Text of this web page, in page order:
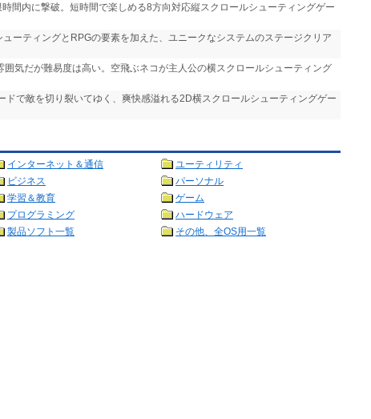
間内に撃破。短時間で楽しめる8方向対応縦スクロールシューティングゲー
ーティングとRPGの要素を加えた、ユニークなシステムのステージクリア
囲気だが難易度は高い。空飛ぶネコが主人公の横スクロールシューティング
ドで敵を切り裂いてゆく、爽快感溢れる2D横スクロールシューティングゲー
インターネット＆通信
ユーティリティ
ビジネス
パーソナル
学習＆教育
ゲーム
プログラミング
ハードウェア
製品ソフト一覧 その他、全OS用一覧